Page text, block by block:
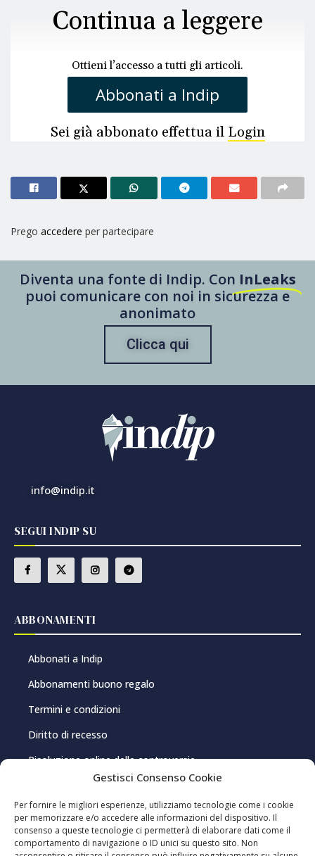
Gestisci Consenso Cookie
Per fornire le migliori esperienze, utilizziamo tecnologie come i cookie
per memorizzare e/o accedere alle informazioni del dispositivo. Il
consenso a queste tecnologie ci permetterà di elaborare dati come il
comportamento di navigazione o ID unici su questo sito. Non
Continua a leggere
Ottieni l’accesso a tutti gli articoli.
Abbonati a Indip
Sei già abbonato effettua il Login
Prego accedere per partecipare
Diventa una fonte di Indip. Con InLeaks
puoi comunicare con noi in sicurezza e
anonimato
Clicca qui
info@indip.it
SEGUI INDIP SU
ABBONAMENTI
Abbonati a Indip
Abbonamenti buono regalo
Termini e condizioni
Diritto di recesso
Risoluzione online delle controversie
PRIVACY E COOKIE
Privacy Policy